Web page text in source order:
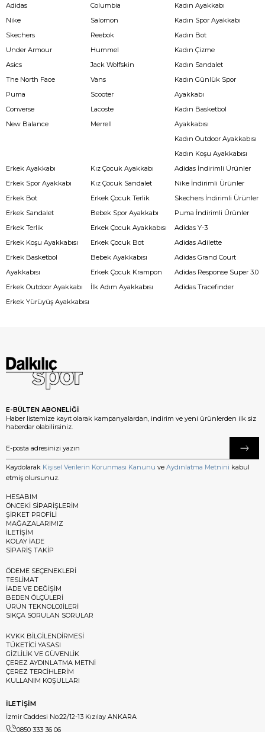
Adidas
Nike
Skechers
Under Armour
Asics
The North Face
Puma
Converse
New Balance
Columbia
Salomon
Reebok
Hummel
Jack Wolfskin
Vans
Scooter
Lacoste
Merrell
Kadın Ayakkabı
Kadın Spor Ayakkabı
Kadın Bot
Kadın Çizme
Kadın Sandalet
Kadın Günlük Spor
Ayakkabı
Kadın Basketbol
Ayakkabısı
Kadın Outdoor Ayakkabısı
Kadın Koşu Ayakkabısı
Erkek Ayakkabı
Erkek Spor Ayakkabı
Erkek Bot
Erkek Sandalet
Erkek Terlik
Erkek Koşu Ayakkabısı
Erkek Basketbol
Ayakkabısı
Erkek Outdoor Ayakkabı
Erkek Yürüyüş Ayakkabısı
Kız Çocuk Ayakkabı
Kız Çocuk Sandalet
Erkek Çocuk Terlik
Bebek Spor Ayakkabı
Erkek Çocuk Ayakkabısı
Erkek Çocuk Bot
Bebek Ayakkabısı
Erkek Çocuk Krampon
İlk Adım Ayakkabısı
Adidas İndirimli Ürünler
Nike İndirimli Ürünler
Skechers İndirimli Ürünler
Puma İndirimli Ürünler
Adidas Y-3
Adidas Adilette
Adidas Grand Court
Adidas Response Super 3.0
Adidas Tracefinder
E-BÜLTEN ABONELİĞİ
Haber listemize kayıt olarak kampanyalardan, indirim ve yeni ürünlerden ilk siz
haberdar olabilirsiniz.
Kaydolarak Kişisel Verilerin Korunması Kanunu ve Aydınlatma Metnini kabul
etmiş olursunuz.
HESABIM
ÖNCEKİ SİPARİŞLERİM
ŞİRKET PROFİLİ
MAĞAZALARIMIZ
İLETİŞİM
KOLAY İADE
SİPARİŞ TAKİP
ÖDEME SEÇENEKLERİ
TESLİMAT
İADE VE DEĞİŞİM
BEDEN ÖLÇÜLERİ
ÜRÜN TEKNOLOJİLERİ
SIKÇA SORULAN SORULAR
KVKK BİLGİLENDİRMESİ
TÜKETİCİ YASASI
GİZLİLİK VE GÜVENLİK
ÇEREZ AYDINLATMA METNİ
ÇEREZ TERCİHLERİM
KULLANIM KOŞULLARI
İLETİŞİM
İzmir Caddesi No:22/12-13 Kızılay ANKARA
0850 333 36 06